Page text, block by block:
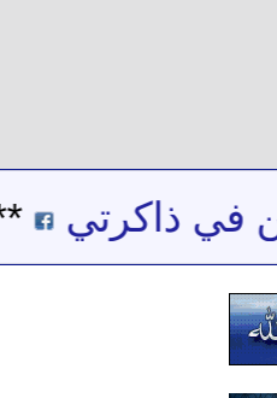
في ذاكرتي ***